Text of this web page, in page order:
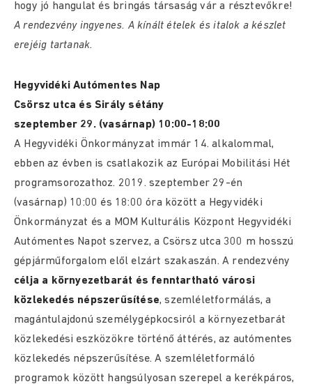
hogy jó hangulat és bringás társaság vár a résztevőkre!
A rendezvény ingyenes. A kínált ételek és italok a készlet
erejéig tartanak.
Hegyvidéki Autómentes Nap
Csörsz utca és Sirály sétány
szeptember 29. (vasárnap) 10:00-18:00
A Hegyvidéki Önkormányzat immár 14. alkalommal,
ebben az évben is csatlakozik az Európai Mobilitási Hét
programsorozathoz. 2019. szeptember 29-én
(vasárnap) 10:00 és 18:00 óra között a Hegyvidéki
Önkormányzat és a MOM Kulturális Központ Hegyvidéki
Autómentes Napot szervez, a Csörsz utca 300 m hosszú
gépjárműforgalom elől elzárt szakaszán. A rendezvény
célja a környezetbarát és fenntartható városi
közlekedés népszerűsítése, szemléletformálás, a
magántulajdonú személygépkocsiról a környezetbarát
közlekedési eszközökre történő áttérés, az autómentes
közlekedés népszerűsítése. A szemléletformáló
programok között hangsúlyosan szerepel a kerékpáros,